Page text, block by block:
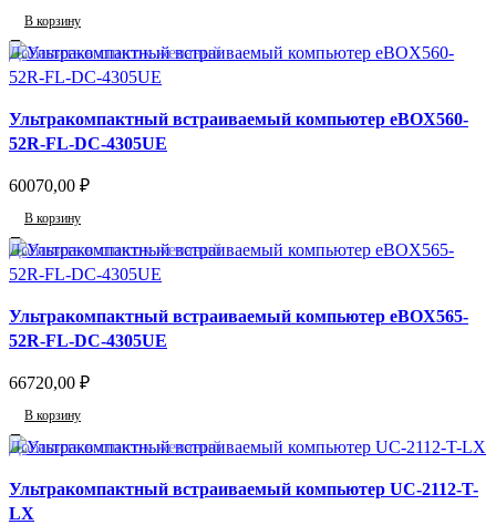
В корзину
Добавить в список желаний
Ультракомпактный встраиваемый компьютер eBOX560-
52R-FL-DC-4305UE
60070,00 ₽
В корзину
Добавить в список желаний
Ультракомпактный встраиваемый компьютер eBOX565-
52R-FL-DC-4305UE
66720,00 ₽
В корзину
Добавить в список желаний
Ультракомпактный встраиваемый компьютер UC-2112-T-
LX